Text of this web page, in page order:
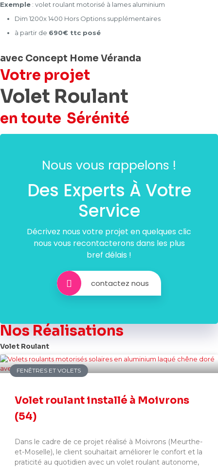
Exemple : volet roulant motorisé à lames aluminium
Dim 1200x 1400 Hors Options supplémentaires
à partir de 690€ ttc posé
avec Concept Home Véranda
Votre projet
Volet Roulant
en toute Sérénité
Nous vous rappelons !
Des Experts À Votre
Service
Décrivez nous votre projet en quelques clic
nous vous recontacterons dans les plus
bref délais !
contactez nous
Nos Réalisations
Volet Roulant
FENÊTRES ET VOLETS
Volet roulant installé à Moivrons
(54)
Dans le cadre de ce projet réalisé à Moivrons (Meurthe-
et-Moselle), le client souhaitait améliorer le confort et la
praticité au quotidien avec un volet roulant autonome,